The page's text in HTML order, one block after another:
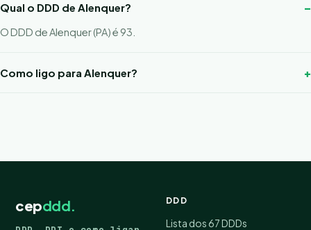
Qual o DDD de Alenquer?
O DDD de Alenquer (PA) é 93.
Como ligo para Alenquer?
cepddd. DDD
Lista dos 67 DDDs